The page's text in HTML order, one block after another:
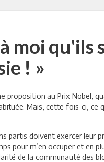
moi
! »
proposition au Prix Nobel,
Mais, cette fois-ci, ce
partis doivent exercer leur
pour m’en occuper et en
de la communauté des